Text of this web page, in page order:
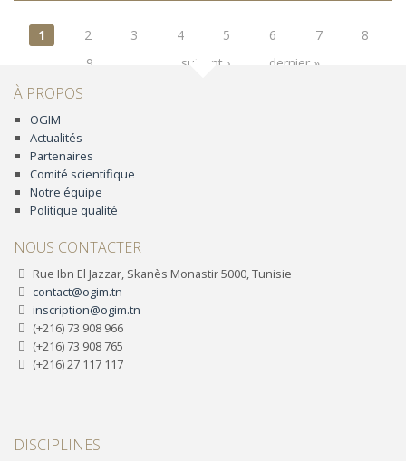
Pages
1 2 3 4 5 6 7
8
9
suivant › dernier »
À PROPOS
OGIM
Actualités
Partenaires
Comité scientifique
Notre équipe
Politique qualité
NOUS CONTACTER
Rue Ibn El Jazzar, Skanès Monastir 5000, Tunisie
contact@ogim.tn
inscription@ogim.tn
(+216) 73 908 966
(+216) 73 908 765
(+216) 27 117 117
DISCIPLINES